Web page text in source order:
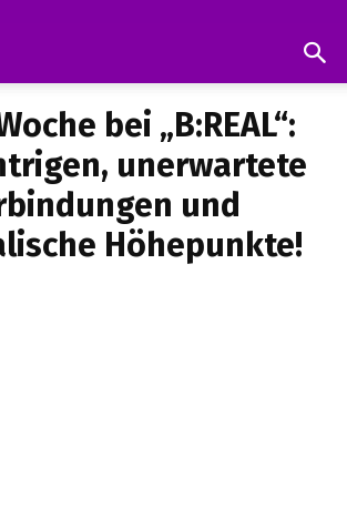
bei „B:REAL“:
unerwartete
und
Höhepunkte!